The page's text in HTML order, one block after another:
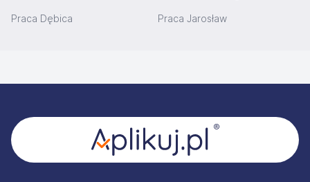
Praca Dębica Praca Jarosław